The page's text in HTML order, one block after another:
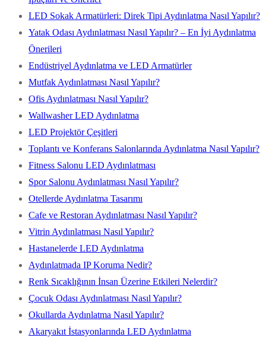
LED Sokak Armatürleri: Direk Tipi Aydınlatma Nasıl Yapılır?
Yatak Odası Aydınlatması Nasıl Yapılır? – En İyi Aydınlatma
Önerileri
Endüstriyel Aydınlatma ve LED Armatürler
Mutfak Aydınlatması Nasıl Yapılır?
Ofis Aydınlatması Nasıl Yapılır?
Wallwasher LED Aydınlatma
LED Projektör Çeşitleri
Toplantı ve Konferans Salonlarında Aydınlatma Nasıl Yapılır?
Fitness Salonu LED Aydınlatması
Spor Salonu Aydınlatması Nasıl Yapılır?
Otellerde Aydınlatma Tasarımı
Cafe ve Restoran Aydınlatması Nasıl Yapılır?
Vitrin Aydınlatması Nasıl Yapılır?
Hastanelerde LED Aydınlatma
Aydınlatmada IP Koruma Nedir?
Renk Sıcaklığının İnsan Üzerine Etkileri Nelerdir?
Çocuk Odası Aydınlatması Nasıl Yapılır?
Okullarda Aydınlatma Nasıl Yapılır?
Akaryakıt İstasyonlarında LED Aydınlatma